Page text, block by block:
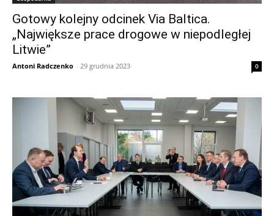
Gotowy kolejny odcinek Via Baltica.
„Największe prace drogowe w niepodległej
Litwie”
Antoni Radczenko - 29 grudnia 2023 0